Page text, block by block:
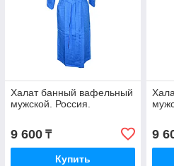
Халат банный вафельный
мужской. Россия.
9 600₸
Купить
9